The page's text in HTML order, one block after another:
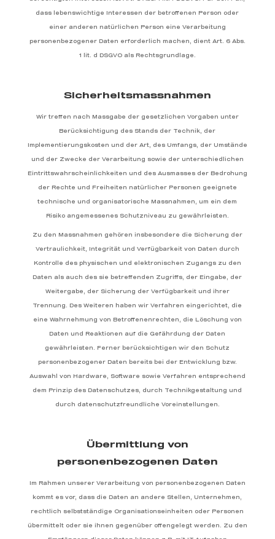
dass lebenswichtige Interessen der betroffenen Person oder
einer anderen natürlichen Person eine Verarbeitung
personenbezogener Daten erforderlich machen, dient Art. 6 Abs.
1 lit. d DSGVO als Rechtsgrundlage.
Sicherheitsmassnahmen
Wir treffen nach Massgabe der gesetzlichen Vorgaben unter
Berücksichtigung des Stands der Technik, der
Implementierungskosten und der Art, des Umfangs, der Umstände
und der Zwecke der Verarbeitung sowie der unterschiedlichen
Eintrittswahrscheinlichkeiten und des Ausmasses der Bedrohung
der Rechte und Freiheiten natürlicher Personen geeignete
technische und organisatorische Massnahmen, um ein dem
Risiko angemessenes Schutzniveau zu gewährleisten.
Zu den Massnahmen gehören insbesondere die Sicherung der
Vertraulichkeit, Integrität und Verfügbarkeit von Daten durch
Kontrolle des physischen und elektronischen Zugangs zu den
Daten als auch des sie betreffenden Zugriffs, der Eingabe, der
Weitergabe, der Sicherung der Verfügbarkeit und ihrer
Trennung. Des Weiteren haben wir Verfahren eingerichtet, die
eine Wahrnehmung von Betroffenenrechten, die Löschung von
Daten und Reaktionen auf die Gefährdung der Daten
gewährleisten. Ferner berücksichtigen wir den Schutz
personenbezogener Daten bereits bei der Entwicklung bzw.
Auswahl von Hardware, Software sowie Verfahren entsprechend
dem Prinzip des Datenschutzes, durch Technikgestaltung und
durch datenschutzfreundliche Voreinstellungen.
Übermittlung von
personenbezogenen Daten
Im Rahmen unserer Verarbeitung von personenbezogenen Daten
kommt es vor, dass die Daten an andere Stellen, Unternehmen,
rechtlich selbstständige Organisationseinheiten oder Personen
übermittelt oder sie ihnen gegenüber offengelegt werden. Zu den